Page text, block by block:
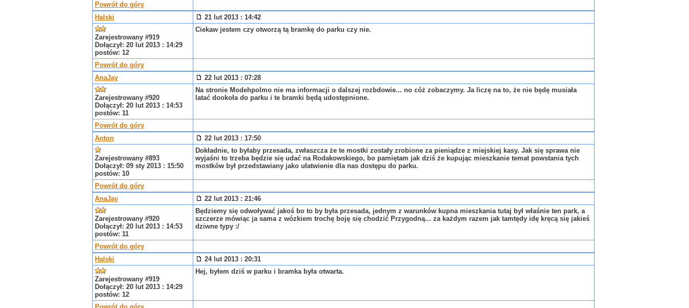
Powrót do góry
Halski
21 lut 2013 : 14:42
Zarejestrowany #919
Dołączył: 20 lut 2013 : 14:29
postów: 12
Ciekaw jestem czy otworzą tą bramkę do parku czy nie.
Powrót do góry
AnaJay
22 lut 2013 : 07:28
Zarejestrowany #920
Dołączył: 20 lut 2013 : 14:53
postów: 11
Na stronie Modehpolmo nie ma informacji o dalszej rozbdowie... no cóż zobaczymy. Ja liczę na to, że nie będę musiała
latać dookoła do parku i te bramki będą udostępnione.
Powrót do góry
Anton
22 lut 2013 : 17:50
Zarejestrowany #893
Dołączył: 09 sty 2013 : 15:50
postów: 10
Dokładnie, to byłaby przesada, zwłaszcza że te mostki zostały zrobione za pieniądze z miejskiej kasy. Jak się sprawa nie
wyjaśni to trzeba będzie się udać na Rodakowskiego, bo pamiętam jak dziś że kupując mieszkanie temat powstania tych
mostków był przedstawiany jako ułatwienie dla nas dostępu do parku.
Powrót do góry
AnaJay
22 lut 2013 : 21:46
Zarejestrowany #920
Dołączył: 20 lut 2013 : 14:53
postów: 11
Będziemy się odwoływać jakoś bo to by była przesada, jednym z warunków kupna mieszkania tutaj był właśnie ten park, a
szczerze mówiąc ja sama z wózkiem trochę boję się chodzić Przygodną... za każdym razem jak tamtędy idę kręcą się jakieś
dziwne typy :/
Powrót do góry
Halski
24 lut 2013 : 20:31
Zarejestrowany #919
Dołączył: 20 lut 2013 : 14:29
postów: 12
Hej, byłem dziś w parku i bramka była otwarta.